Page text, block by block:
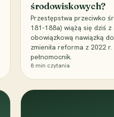
środowiskowych?
Przestępstwa przeciwko
181-188a) wiążą się dziś
obowiązkową nawiązką
zmieniła reforma z 2022
pełnomocnik.
8 min czytania